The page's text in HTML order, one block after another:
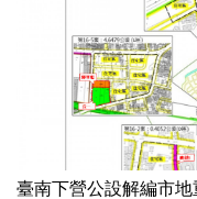
臺南下營公設解編市